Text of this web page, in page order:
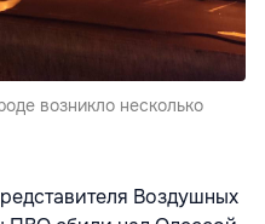
возникло несколько
Воздушных